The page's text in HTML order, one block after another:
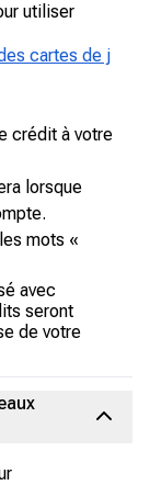
utiliser
cartes de j
crédit à votre
lorsque
mots «
avec
seront
de votre